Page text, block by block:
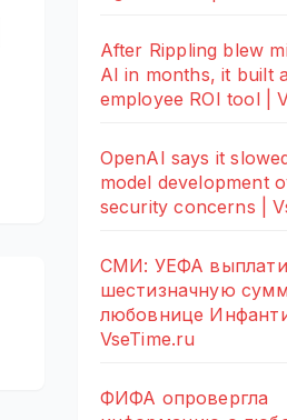
After Rippling blew
AI in months, it built
employee ROI tool |
OpenAI says it
model development
security concerns |
СМИ: УЕФА
шестизначную
любовнице
VseTime.ru
ФИФА опровергла